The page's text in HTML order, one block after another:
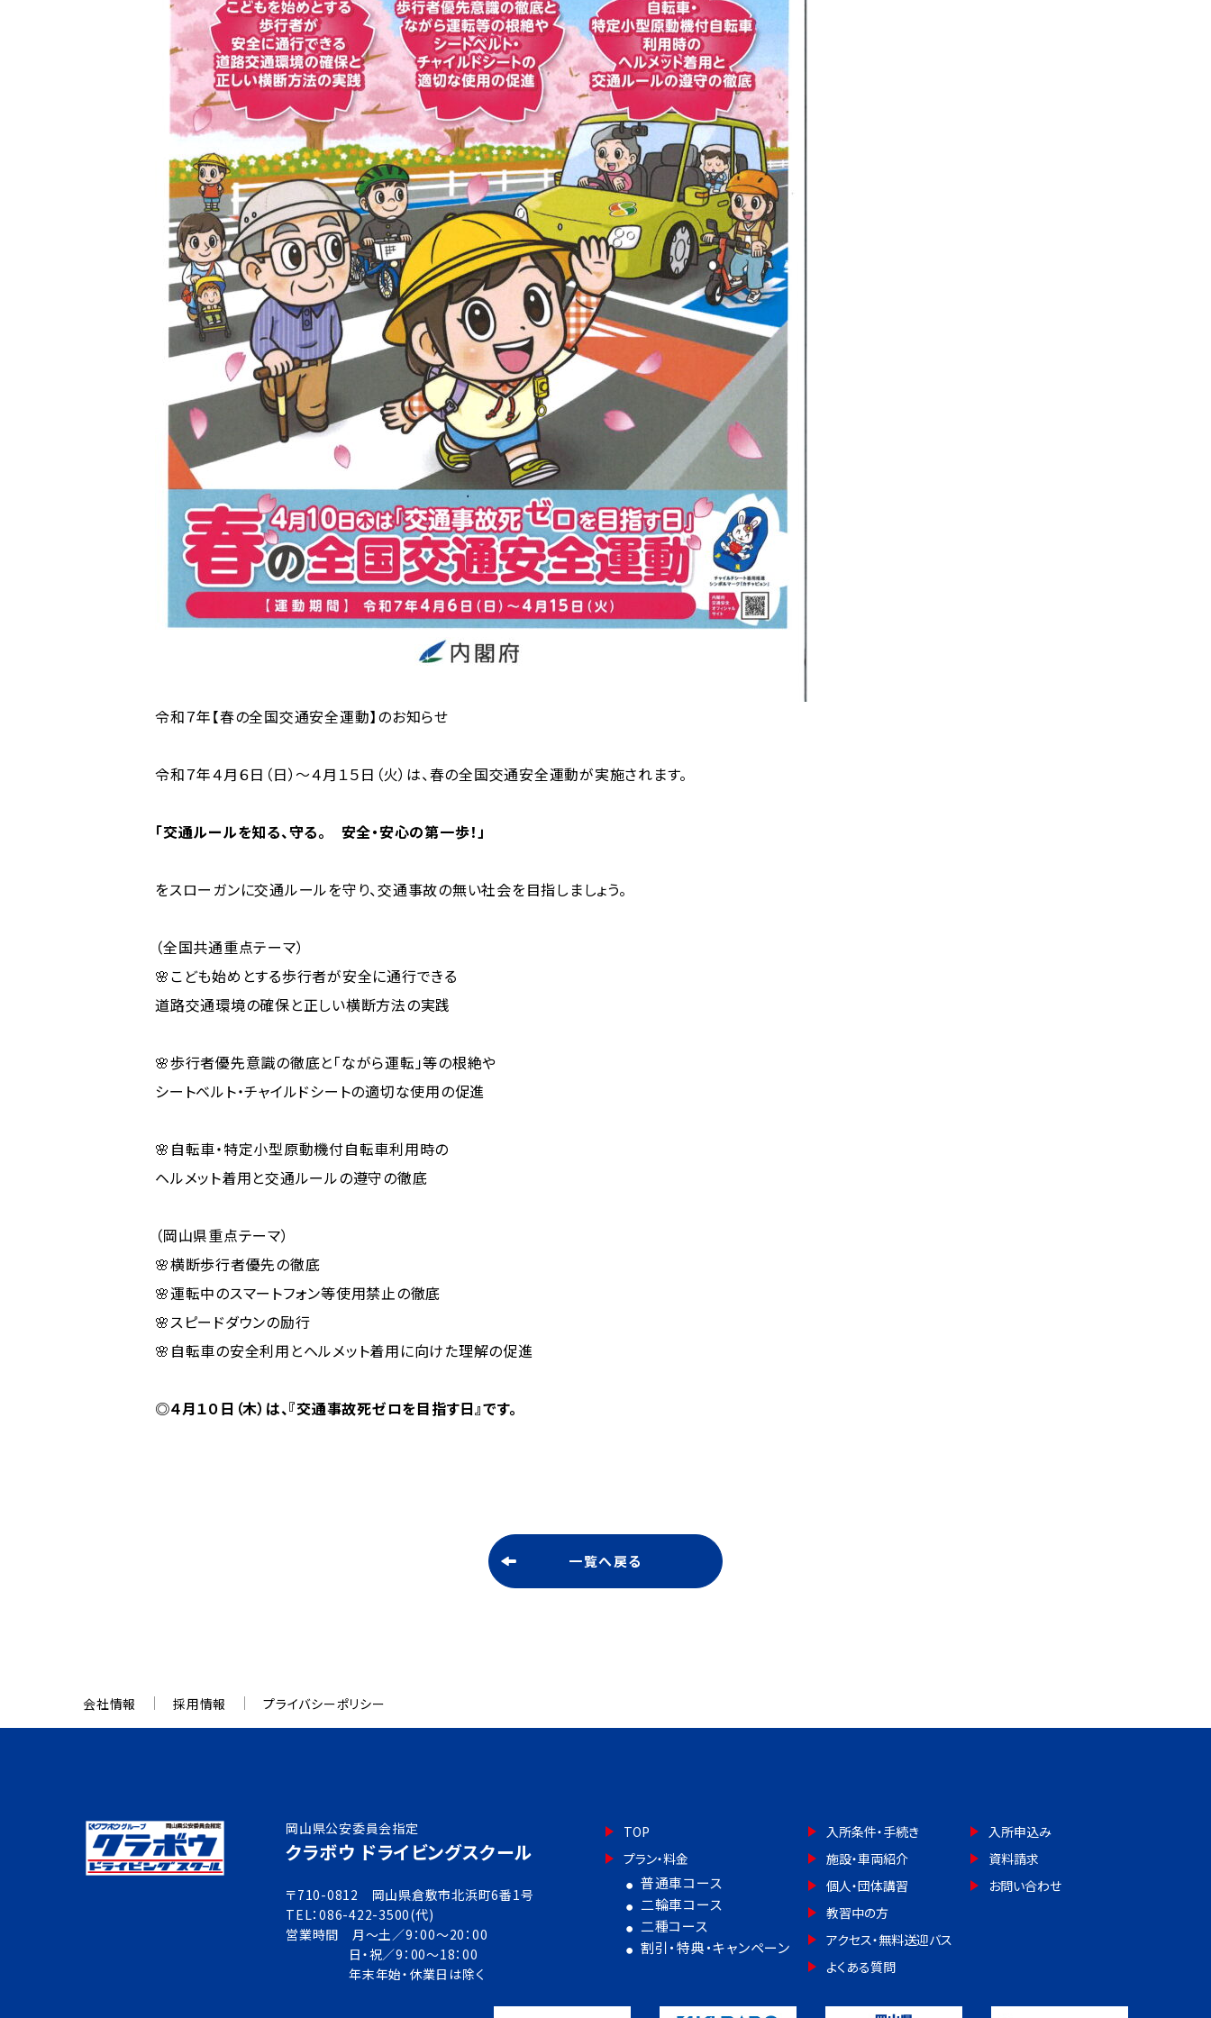
令和７年【春の全国交通安全運動】のお知らせ
令和７年４月６日（日）～４月１５日（火）は、春の全国交通安全運動が実施されます。
「交通ルールを知る、守る。 安全・安心の第一歩！」
をスローガンに交通ルールを守り、交通事故の無い社会を目指しましょう。
（全国共通重点テーマ）
🌸こども始めとする歩行者が安全に通行できる
道路交通環境の確保と正しい横断方法の実践
🌸歩行者優先意識の徹底と「ながら運転」等の根絶や
シートベルト・チャイルドシートの適切な使用の促進
🌸自転車・特定小型原動機付自転車利用時の
ヘルメット着用と交通ルールの遵守の徹底
（岡山県重点テーマ）
🌸横断歩行者優先の徹底
🌸運転中のスマートフォン等使用禁止の徹底
🌸スピードダウンの励行
🌸自転車の安全利用とヘルメット着用に向けた理解の促進
◎４月１０日（木）は、『交通事故死ゼロを目指す日』です。
一覧へ戻る
会社情報 採用情報 プライバシーポリシー
岡山県公安委員会指定
クラボウ ドライビングスクール
〒710-0812 岡山県倉敷市北浜町6番1号
TEL：086-422-3500(代)
営業時間 月～土／9：00～20：00
日・祝／9：00～18：00
年末年始・休業日は除く
TOP
プラン・料金
普通車コース
二輪車コース
二種コース
割引・特典・キャンペーン
入所条件・手続き
施設・車両紹介
個人・団体講習
教習中の方
アクセス・無料送迎バス
よくある質問
入所申込み
資料請求
お問い合わせ